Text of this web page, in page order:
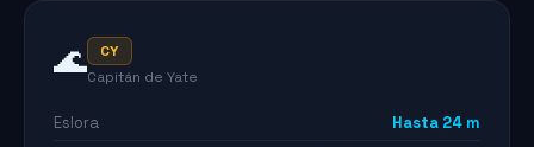
🌊
CY
Capitán de Yate
Eslora
Hasta 24 m